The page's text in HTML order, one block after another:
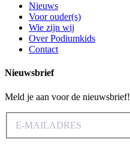
Nieuws
Voor ouder(s)
Wie zijn wij
Over Podiumkids
Contact
Nieuwsbrief
Meld je aan voor de nieuwsbrief!